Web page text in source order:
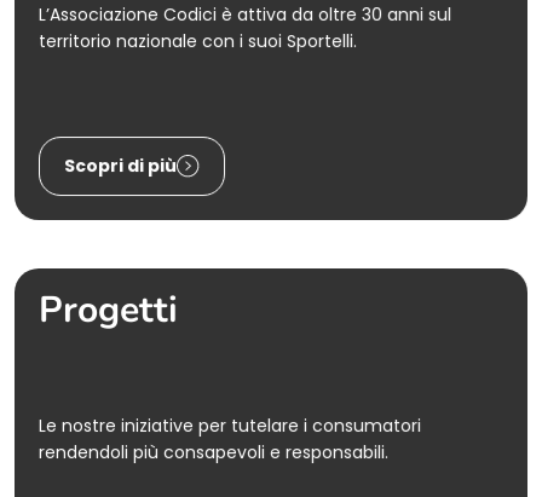
L’Associazione Codici è attiva da oltre 30 anni sul
territorio nazionale con i suoi Sportelli.
Scopri di più
Progetti
Le nostre iniziative per tutelare i consumatori
rendendoli più consapevoli e responsabili.